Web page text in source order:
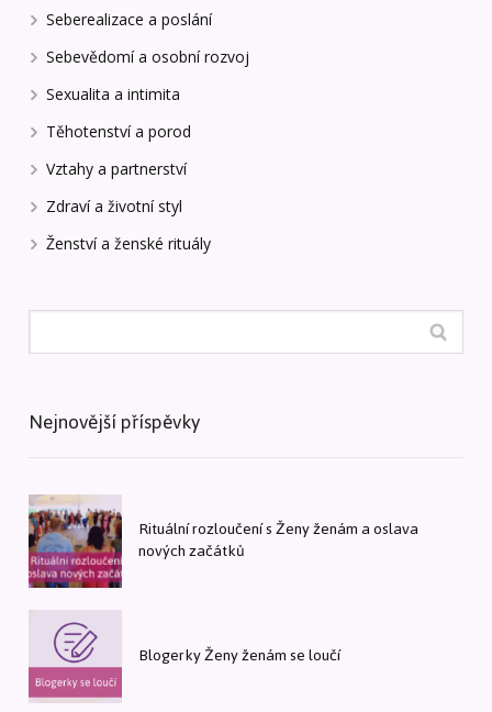
Seberealizace a poslání
Sebevědomí a osobní rozvoj
Sexualita a intimita
Těhotenství a porod
Vztahy a partnerství
Zdraví a životní styl
Ženství a ženské rituály
Nejnovější příspěvky
Rituální rozloučení s Ženy ženám a oslava
nových začátků
Blogerky Ženy ženám se loučí